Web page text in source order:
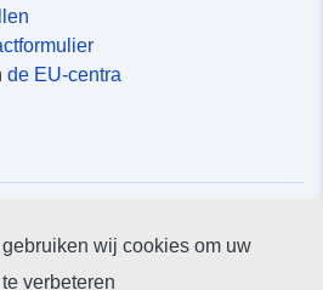
de EU-centra
wij cookies om uw
verbeteren